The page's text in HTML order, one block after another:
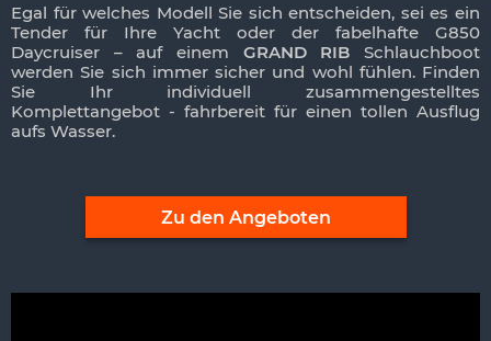
Egal für welches Modell Sie sich entscheiden, sei es ein
Tender für Ihre Yacht oder der fabelhafte G850
Daycruiser – auf einem GRAND RIB Schlauchboot
werden Sie sich immer sicher und wohl fühlen. Finden
Sie Ihr individuell zusammengestelltes
Komplettangebot - fahrbereit für einen tollen Ausflug
aufs Wasser.
Zu den Angeboten